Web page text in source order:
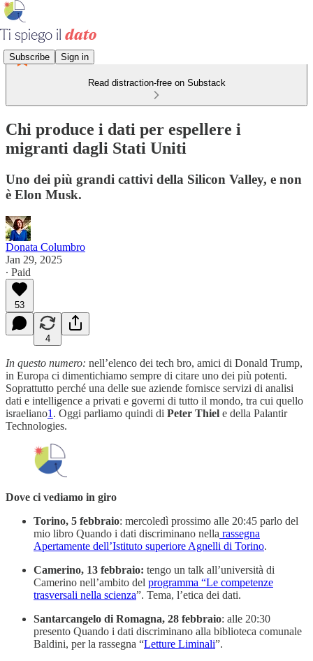
Subscribe Sign in
Read distraction-free on Substack
Chi produce i dati per espellere i
migranti dagli Stati Uniti
Uno dei più grandi cattivi della Silicon Valley, e non
è Elon Musk.
Donata Columbro
Jan 29, 2025
∙ Paid
53
4
In questo numero: nell’elenco dei tech bro, amici di Donald Trump,
in Europa ci dimentichiamo sempre di citare uno dei più potenti.
Soprattutto perché una delle sue aziende fornisce servizi di analisi
dati e intelligence a privati e governi di tutto il mondo, tra cui quello
israeliano1 . Oggi parliamo quindi di Peter Thiel e della Palantir
Technologies.
Dove ci vediamo in giro
Torino, 5 febbraio: mercoledì prossimo alle 20:45 parlo del
mio libro Quando i dati discriminano nella rassegna
Apertamente dell’Istituto superiore Agnelli di Torino.
Camerino, 13 febbraio: tengo un talk all’università di
Camerino nell’ambito del programma “Le competenze
trasversali nella scienza”. Tema, l’etica dei dati.
Santarcangelo di Romagna, 28 febbraio: alle 20:30
presento Quando i dati discriminano alla biblioteca comunale
Baldini, per la rassegna “Letture Liminali”.